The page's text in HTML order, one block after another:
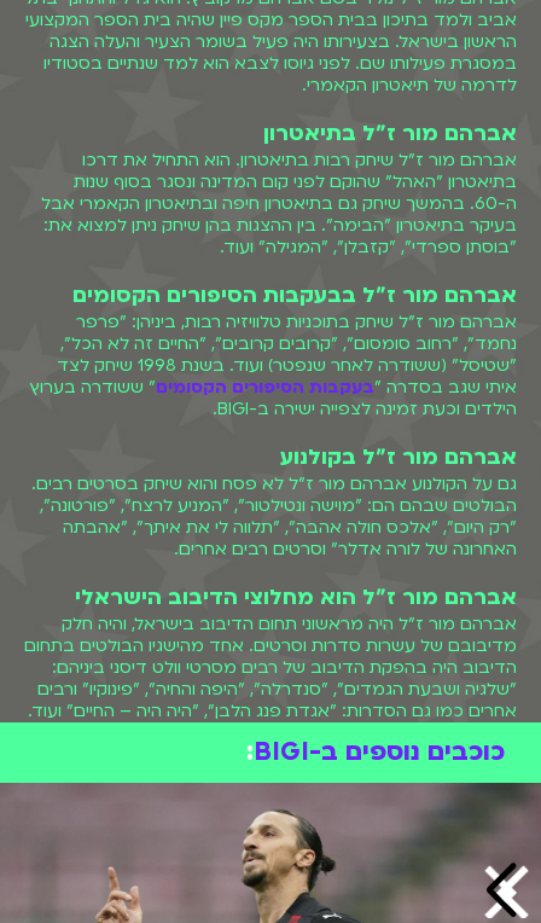
אביב ולמד בתיכון בבית הספר מקס פיין שהיה בית הספר המקצועי
הראשון בישראל. בצעירותו היה פעיל בשומר הצעיר והעלה הצגה
במסגרת פעילותו שם. לפני גיוסו לצבא הוא למד שנתיים בסטודיו
לדרמה של תיאטרון הקאמרי.
אברהם מור ז"ל בתיאטרון
אברהם מור ז"ל שיחק רבות בתיאטרון. הוא התחיל את דרכו
בתיאטרון "האהל" שהוקם לפני קום המדינה ונסגר בסוף שנות
ה-60. בהמשך שיחק גם בתיאטרון חיפה ובתיאטרון הקאמרי אבל
בעיקר בתיאטרון "הבימה". בין ההצגות בהן שיחק ניתן למצוא את:
"בוסתן ספרדי", "קזבלן", "המגילה" ועוד.
אברהם מור ז"ל בבעקבות הסיפורים הקסומים
אברהם מור ז"ל שיחק בתוכניות טלוויזיה רבות, ביניהן: "פרפר
נחמד", "רחוב סומסום", "קרובים קרובים", "החיים זה לא הכל",
"שטיסל" (ששודרה לאחר שנפטר) ועוד. בשנת 1998 שיחק לצד
איתי שגב בסדרה "בעקבות הסיפורים הקסומים" ששודרה בערוץ
הילדים וכעת זמינה לצפייה ישירה ב-BIGI.
אברהם מור ז"ל בקולנוע
גם על הקולנוע אברהם מור ז"ל לא פסח והוא שיחק בסרטים רבים.
הבולטים שבהם הם: "מוישה ונטילטור", "המניע לרצח", "פורטונה",
"רק היום", "אלכס חולה אהבה", "תלווה לי את איתך", "אהבתה
האחרונה של לורה אדלר" וסרטים רבים אחרים.
אברהם מור ז"ל הוא מחלוצי הדיבוב הישראלי
אברהם מור ז"ל היה מראשוני תחום הדיבוב בישראל, והיה חלק
מדיבובם של עשרות סדרות וסרטים. אחד מהישגיו הבולטים בתחום
הדיבוב היה בהפקת הדיבוב של רבים מסרטי וולט דיסני ביניהם:
"שלגיה ושבעת הגמדים", "סנדרלה", "היפה והחיה", "פינוקיו" ורבים
אחרים כמו גם הסדרות: "אגדת פנג הלבן", "היה היה – החיים" ועוד.
כוכבים נוספים ב-BIGI :